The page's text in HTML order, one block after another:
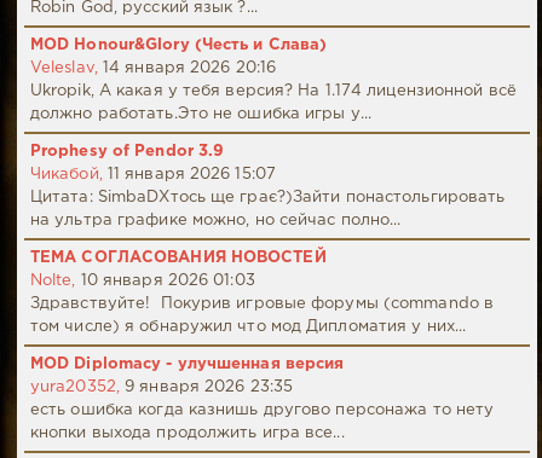
Robin God, русский язык ?...
MOD Honour&Glory (Честь и Слава)
Veleslav,
14 января 2026 20:16
Ukropik, А какая у тебя версия? На 1.174 лицензионной всё
должно работать.Это не ошибка игры у...
Prophesy of Pendor 3.9
Чикабой,
11 января 2026 15:07
Цитата: SimbaDХтось ще грає?)Зайти понастольгировать
на ультра графике можно, но сейчас полно...
ТЕМА СОГЛАСОВАНИЯ НОВОСТЕЙ
Nolte,
10 января 2026 01:03
Здравствуйте! Покурив игровые форумы (commando в
том числе) я обнаружил что мод Дипломатия у них...
MOD Diplomacy - улучшенная версия
yura20352, 9 января 2026 23:35
есть ошибка когда казнишь другово персонажа то нету
кнопки выхода продолжить игра все...